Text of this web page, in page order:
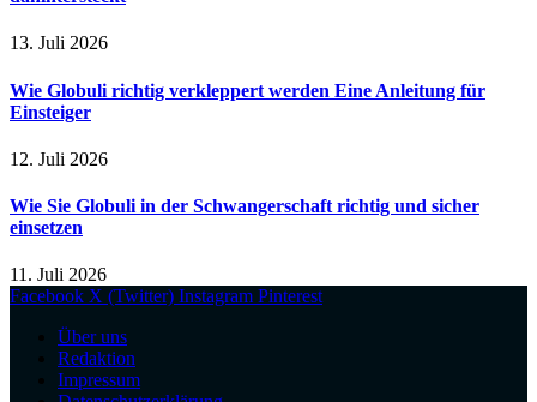
13. Juli 2026
Wie Globuli richtig verkleppert werden Eine Anleitung für
Einsteiger
12. Juli 2026
Wie Sie Globuli in der Schwangerschaft richtig und sicher
einsetzen
11. Juli 2026
Facebook X (Twitter) Instagram Pinterest
Über uns
Redaktion
Impressum